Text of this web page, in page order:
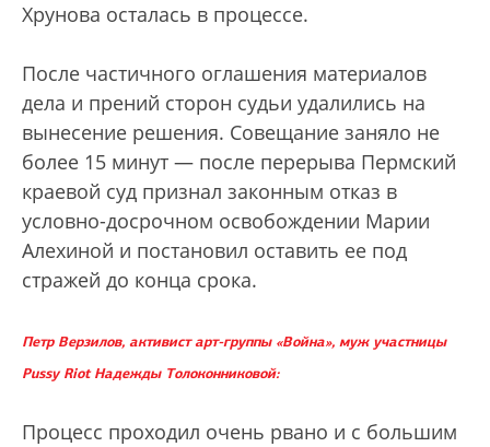
Хрунова осталась в процессе.
После частичного оглашения материалов
дела и прений сторон судьи удалились на
вынесение решения. Совещание заняло не
более 15 минут — после перерыва Пермский
краевой суд признал законным отказ в
условно-досрочном освобождении Марии
Алехиной и постановил оставить ее под
стражей до конца срока.
Петр Верзилов, активист арт-группы «Война», муж участницы
Pussy Riot Надежды Толоконниковой:
Процесс проходил очень рвано и с большим